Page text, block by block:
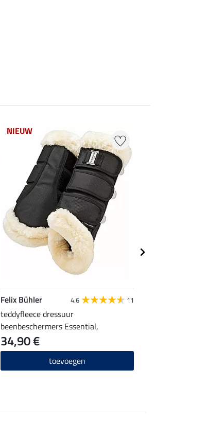
NIEUW
Felix Bühler 4.6 11
teddyfleece dressuur
beenbeschermers Essential,
achterbenen
34,90 €
toevoegen